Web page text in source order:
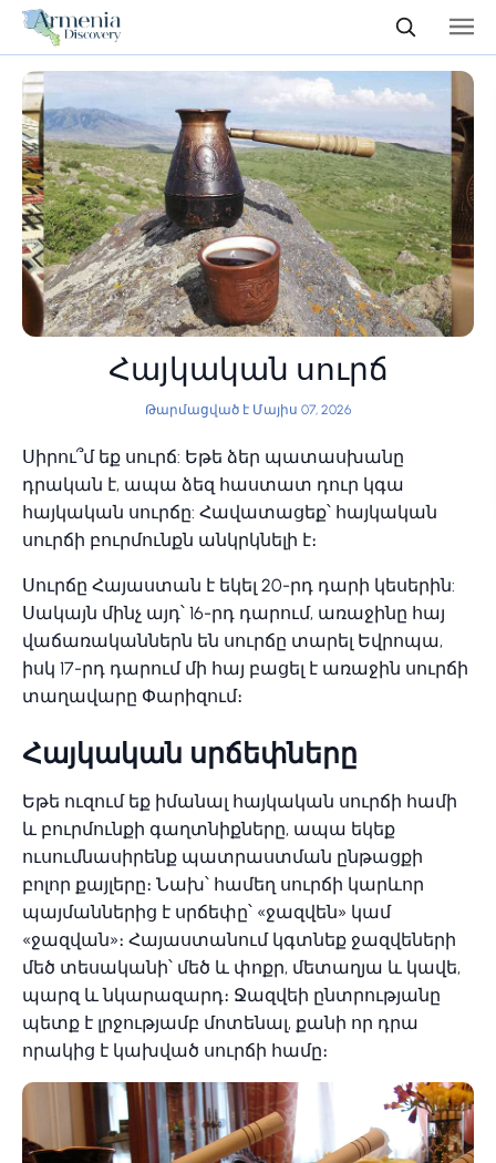
Հայկական սուրճ
Թարմացված է Մայիս 07, 2026
Սիրու՞մ եք սուրճ: Եթե ​​ձեր պատասխանը
դրական է, ապա ձեզ հաստատ դուր կգա
հայկական սուրճը: Հավատացեք՝ հայկական
սուրճի բուրմունքն անկրկնելի է։
Սուրճը Հայաստան է եկել 20-րդ դարի կեսերին:
Սակայն մինչ այդ՝ 16-րդ դարում, առաջինը հայ
վաճառականներն են սուրճը տարել Եվրոպա,
իսկ 17-րդ դարում մի հայ բացել է առաջին սուրճի
տաղավարը Փարիզում։
Հայկական սրճեփները
Եթե ուզում եք իմանալ հայկական սուրճի համի
և բուրմունքի գաղտնիքները, ապա եկեք
ուսումնասիրենք պատրաստման ընթացքի
բոլոր քայլերը։ Նախ՝ համեղ սուրճի կարևոր
պայմաններից է սրճեփը՝ «ջազվեն» կամ
«ջազվան»։ Հայաստանում կգտնեք ջազվեների
մեծ տեսականի՝ մեծ և փոքր, մետաղյա և կավե,
պարզ և նկարազարդ։ Ջազվեի ընտրությանը
պետք է լրջությամբ մոտենալ, քանի որ դրա
որակից է կախված սուրճի համը։